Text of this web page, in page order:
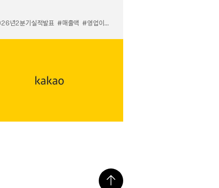
년2분기실적발표 #매출액 #영업이익